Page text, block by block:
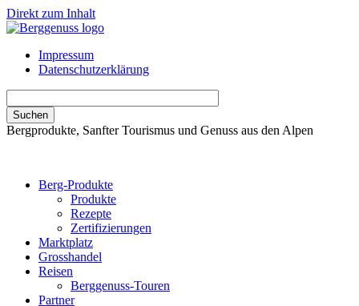
Direkt zum Inhalt
Impressum
Datenschutzerklärung
Bergprodukte, Sanfter Tourismus und Genuss aus den Alpen
Berg-Produkte
Produkte
Rezepte
Zertifizierungen
Marktplatz
Grosshandel
Reisen
Berggenuss-Touren
Partner